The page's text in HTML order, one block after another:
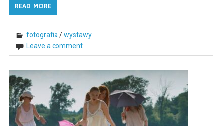
READ MORE
fotografia/wystawy
Leave a comment